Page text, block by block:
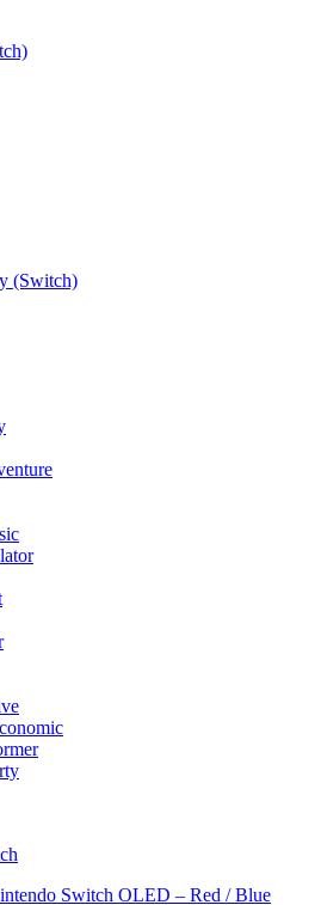
(Switch)
Switch OLED – Red / Blue